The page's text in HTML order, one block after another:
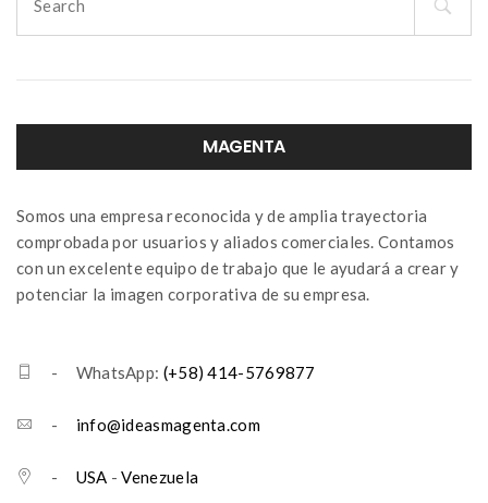
for:
MAGENTA
Somos una empresa reconocida y de amplia trayectoria
comprobada por usuarios y aliados comerciales. Contamos
con un excelente equipo de trabajo que le ayudará a crear y
potenciar la imagen corporativa de su empresa.
- WhatsApp: (+58) 414-5769877
- info@ideasmagenta.com
- USA -Venezuela